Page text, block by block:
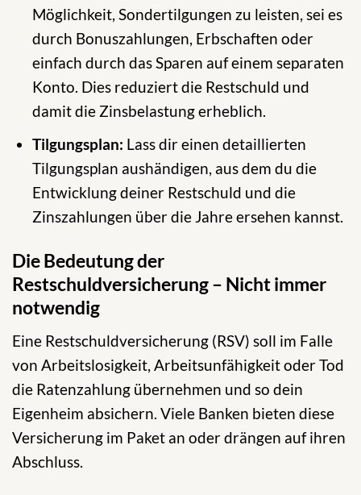
Möglichkeit, Sondertilgungen zu leisten, sei es
durch Bonuszahlungen, Erbschaften oder
einfach durch das Sparen auf einem separaten
Konto. Dies reduziert die Restschuld und
damit die Zinsbelastung erheblich.
Tilgungsplan: Lass dir einen detaillierten
Tilgungsplan aushändigen, aus dem du die
Entwicklung deiner Restschuld und die
Zinszahlungen über die Jahre ersehen kannst.
Die Bedeutung der
Restschuldversicherung – Nicht immer
notwendig
Eine Restschuldversicherung (RSV) soll im Falle
von Arbeitslosigkeit, Arbeitsunfähigkeit oder Tod
die Ratenzahlung übernehmen und so dein
Eigenheim absichern. Viele Banken bieten diese
Versicherung im Paket an oder drängen auf ihren
Abschluss.